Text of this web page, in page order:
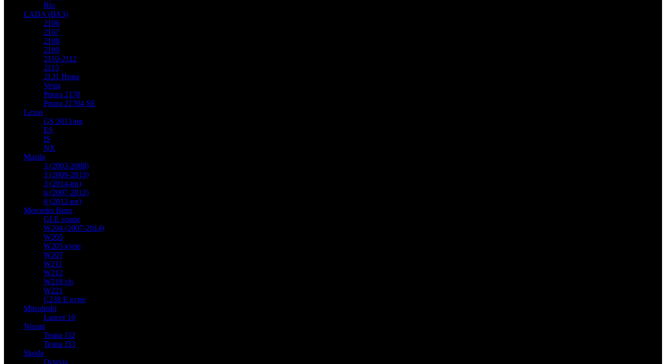
Rio
LADA (ВАЗ)
2106
2107
2108
2109
2110-2112
2115
2121 Нива
Vesta
Priora 2170
Priora 21704 SE
Lexus
GS 2013-нв
ES
IS
NX
Mazda
3 (2003-2008)
3 (2009-2013)
3 (2014-нв)
6 (2007-2012)
6 (2012-нв)
Mercedes Benz
GLE coupe
W204 (2007-2014)
W205
W205 купе
W207
W211
W212
W218 cls
W221
C238 E купе
Mitsubishi
Lancer 10
Nissan
Teana J32
Teana J33
Skoda
Octavia